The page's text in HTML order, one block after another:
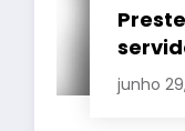
entra
junho